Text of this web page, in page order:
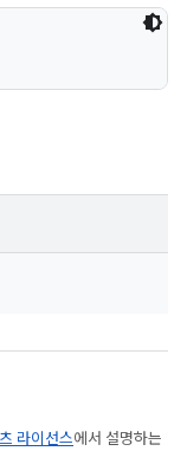
라이선스에서 설명하는